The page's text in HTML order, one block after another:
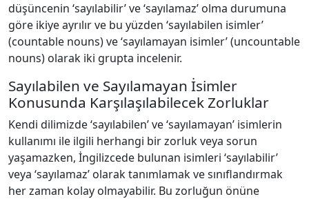
düşüncenin ‘sayılabilir’ ve ‘sayılamaz’ olma durumuna
göre ikiye ayrılır ve bu yüzden ‘sayılabilen isimler’
(countable nouns) ve ‘sayılamayan isimler’ (uncountable
nouns) olarak iki grupta incelenir.
Sayılabilen ve Sayılamayan İsimler
Konusunda Karşılaşılabilecek Zorluklar
Kendi dilimizde ‘sayılabilen’ ve ‘sayılamayan’ isimlerin
kullanımı ile ilgili herhangi bir zorluk veya sorun
yaşamazken, İngilizcede bulunan isimleri ‘sayılabilir’
veya ‘sayılamaz’ olarak tanımlamak ve sınıflandırmak
her zaman kolay olmayabilir. Bu zorluğun önüne